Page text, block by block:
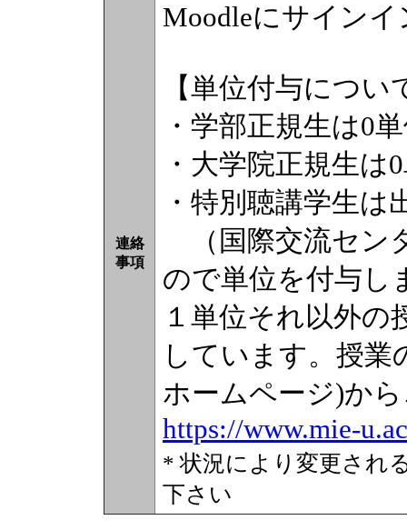
連絡
事項
Moodleにサイン
【単位付与につい
・学部正規生は0
・大学院正規生は
・特別聴講学生は
（国際交流セン
ので単位を付与し
１単位それ以外の
しています。授業
ホームページ)か
https://www.mie-
* 状況により変更され
下さい